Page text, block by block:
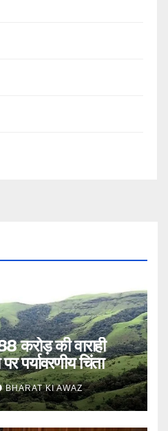
करोड़ की वाराही
पर्यावरणीय चिंता
BHARAT KI AWAZ